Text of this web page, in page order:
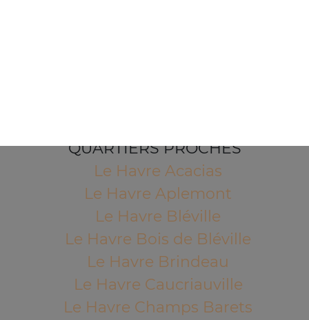
QUARTIERS PROCHES
Le Havre Acacias
Le Havre Aplemont
Le Havre Bléville
Le Havre Bois de Bléville
Le Havre Brindeau
Le Havre Caucriauville
Le Havre Champs Barets